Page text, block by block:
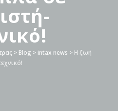
> Blog > intax news > Η ζωή